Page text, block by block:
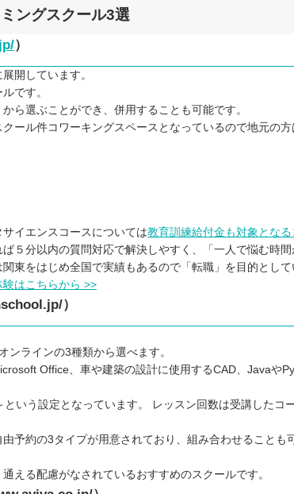
ングスクール3選
）
開しています。
です。
ら選ぶことができ、併用することも可能です。
ール件コワーキングスペースとなっているので地元の
イエンスコースについては教育訓練給付金も対象となる
５分以内の質問対応で解決しやすく、「一人で悩む時間
東をはじめ全国で実績もあるので「転職」を目的として
はこちらから >>
）
ンラインの3種類から選べます。
Office、車や建築の設計に使用するCAD、Javaや
いう設定となっています。 レッスン回数は受講したコ
予約の3タイプが用意されており、組み合わせることも
える配慮がなされているおすすめのスクールです。